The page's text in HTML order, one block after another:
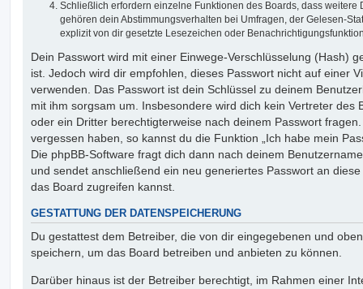
Schließlich erfordern einzelne Funktionen des Boards, dass weitere
gehören dein Abstimmungsverhalten bei Umfragen, der Gelesen-
explizit von dir gesetzte Lesezeichen oder
Dein Passwort wird mit einer Einwege-Verschlüsselung (Hash)
ist. Jedoch wird dir empfohlen, dieses Passwort nicht auf einer
verwenden. Das Passwort ist dein Schlüssel zu deinem
mit ihm sorgsam um. Insbesondere wird dich kein Vertreter des
oder ein Dritter berechtigterweise nach deinem Passwort
vergessen haben, so kannst du die Funktion „Ich habe mein
Die phpBB-Software fragt dich dann nach deinem
und sendet anschließend ein neu generiertes Passwort an
das Board zugreifen kannst.
GESTATTUNG DER DATENSPEICHERUNG
Du gestattest dem Betreiber, die von dir eingegebenen und
speichern, um das Board betreiben und anbieten zu können.
Darüber hinaus ist der Betreiber berechtigt, im Rahmen einer